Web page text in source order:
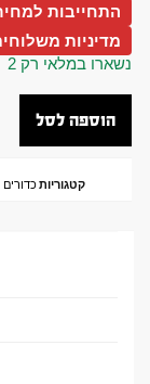
התחייבות
מדיניות
נשארו במלאי רק 2
הוספה לסל
קטגוריות